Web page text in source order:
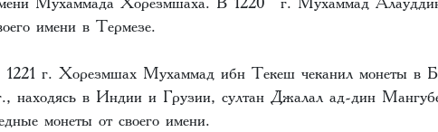
имени в Термезе.
г. Хорезмшах Мухаммад ибн Текеш чеканил монеты в
находясь в Индии и Грузии, султан Джалал ад-дин
монеты от своего имени.